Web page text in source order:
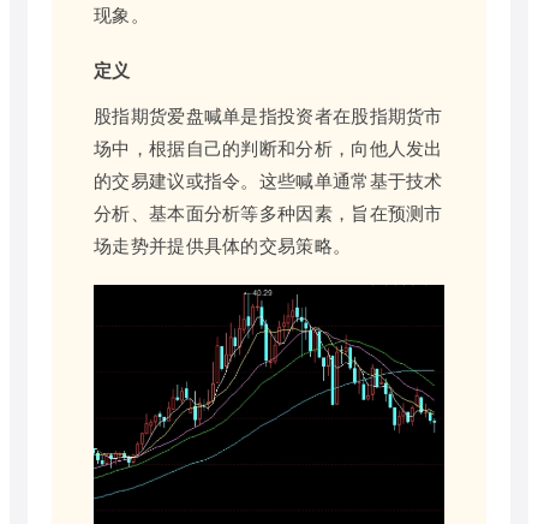
现象。
定义
股指期货爱盘喊单是指投资者在股指期货市
场中，根据自己的判断和分析，向他人发出
的交易建议或指令。这些喊单通常基于技术
分析、基本面分析等多种因素，旨在预测市
场走势并提供具体的交易策略。